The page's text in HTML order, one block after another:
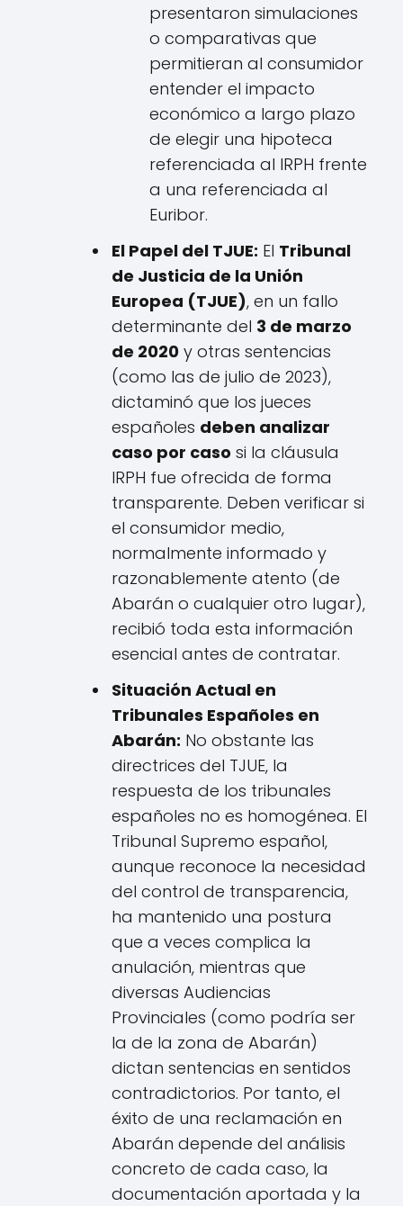
presentaron simulaciones
o comparativas que
permitieran al consumidor
entender el impacto
económico a largo plazo
de elegir una hipoteca
referenciada al IRPH frente
a una referenciada al
Euribor.
El Papel del TJUE: El Tribunal
de Justicia de la Unión
Europea (TJUE), en un fallo
determinante del 3 de marzo
de 2020 y otras sentencias
(como las de julio de 2023),
dictaminó que los jueces
españoles deben analizar
caso por caso si la cláusula
IRPH fue ofrecida de forma
transparente. Deben verificar si
el consumidor medio,
normalmente informado y
razonablemente atento (de
Abarán o cualquier otro lugar),
recibió toda esta información
esencial antes de contratar.
Situación Actual en
Tribunales Españoles en
Abarán: No obstante las
directrices del TJUE, la
respuesta de los tribunales
españoles no es homogénea. El
Tribunal Supremo español,
aunque reconoce la necesidad
del control de transparencia,
ha mantenido una postura
que a veces complica la
anulación, mientras que
diversas Audiencias
Provinciales (como podría ser
la de la zona de Abarán)
dictan sentencias en sentidos
contradictorios. Por tanto, el
éxito de una reclamación en
Abarán depende del análisis
concreto de cada caso, la
documentación aportada y la